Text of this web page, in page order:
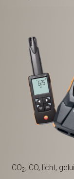
CO2, CO, licht,